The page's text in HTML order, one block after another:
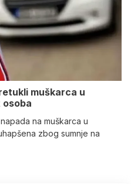
muškarca u
osoba
na muškarca u
zbog sumnje na